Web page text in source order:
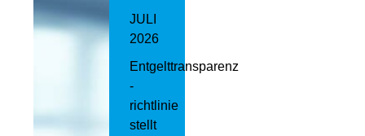
JULI
2026
Entgelttransparenz​
­
richtlinie
stellt